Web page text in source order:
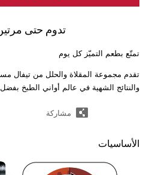
تدوم حتى
تمتّع بطعم التميّز كل يوم
تقدم مجموعة المقلاة والحلل من تيفال
والنتائج الشهية في عالم أواني الطبخ
مشاركة
الأساسيات